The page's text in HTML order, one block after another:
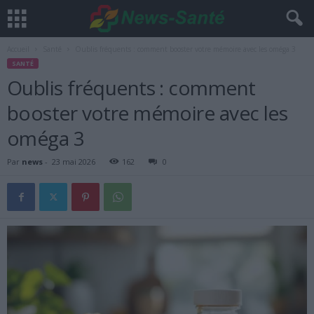
SANTÉ
Oublis fréquents : comment
booster votre mémoire avec les
oméga 3
Par news - 23 mai 2026 162 0